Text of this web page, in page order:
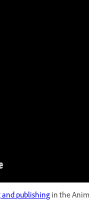
publishingin the